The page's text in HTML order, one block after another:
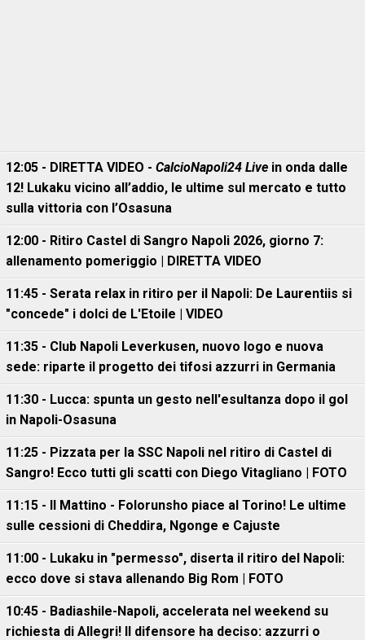
12:05 - DIRETTA VIDEO - CalcioNapoli24 Live in onda dalle
12! Lukaku vicino all’addio, le ultime sul mercato e tutto
sulla vittoria con l’Osasuna
12:00 - Ritiro Castel di Sangro Napoli 2026, giorno 7:
allenamento pomeriggio | DIRETTA VIDEO
11:45 - Serata relax in ritiro per il Napoli: De Laurentiis si
"concede" i dolci de L'Etoile | VIDEO
11:35 - Club Napoli Leverkusen, nuovo logo e nuova
sede: riparte il progetto dei tifosi azzurri in Germania
11:30 - Lucca: spunta un gesto nell'esultanza dopo il gol
in Napoli-Osasuna
11:25 - Pizzata per la SSC Napoli nel ritiro di Castel di
Sangro! Ecco tutti gli scatti con Diego Vitagliano | FOTO
11:15 - Il Mattino - Folorunsho piace al Torino! Le ultime
sulle cessioni di Cheddira, Ngonge e Cajuste
11:00 - Lukaku in "permesso", diserta il ritiro del Napoli:
ecco dove si stava allenando Big Rom | FOTO
10:45 - Badiashile-Napoli, accelerata nel weekend su
richiesta di Allegri! Il difensore ha deciso: azzurri o